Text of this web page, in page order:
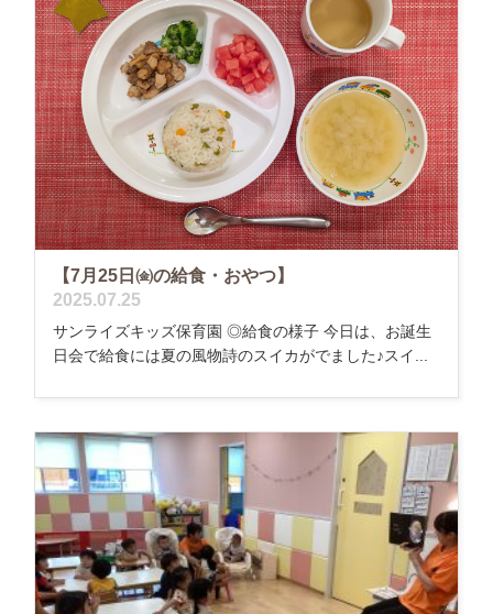
【7月25日㈮の給食・おやつ】
2025.07.25
サンライズキッズ保育園 ◎給食の様子 今日は、お誕生
日会で給食には夏の風物詩のスイカがでました♪スイ...